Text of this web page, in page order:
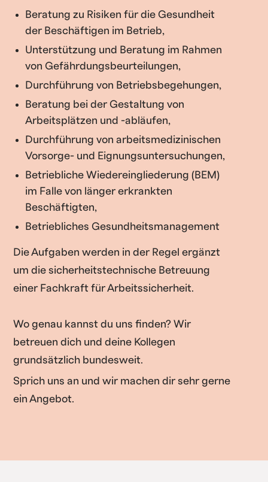
Beratung zu Risiken für die Gesundheit
der Beschäftigen im Betrieb,
Unterstützung und Beratung im Rahmen
von Gefährdungsbeurteilungen,
Durchführung von Betriebsbegehungen,
Beratung bei der Gestaltung von
Arbeitsplätzen und -abläufen,
Durchführung von arbeitsmedizinischen
Vorsorge- und Eignungsuntersuchungen,
Betriebliche Wiedereingliederung (BEM)
im Falle von länger erkrankten
Beschäftigten,
Betriebliches Gesundheitsmanagement
Die Aufgaben werden in der Regel ergänzt
um die sicherheitstechnische Betreuung
einer Fachkraft für Arbeitssicherheit.
Wo genau kannst du uns finden? Wir
betreuen dich und deine Kollegen
grundsätzlich bundesweit.
Sprich uns an und wir machen dir sehr gerne
ein Angebot.